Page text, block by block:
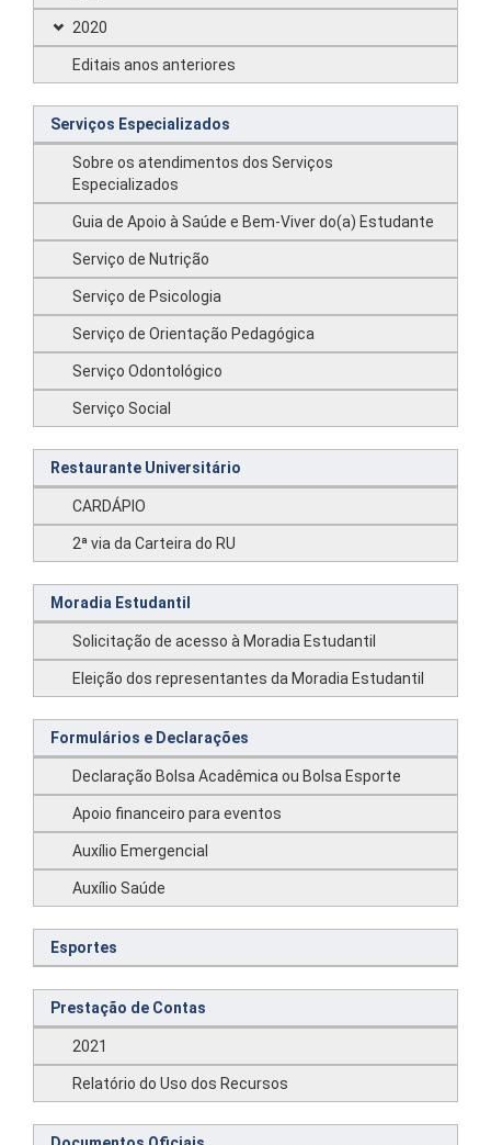
2020
Editais anos anteriores
Serviços Especializados
Sobre os atendimentos dos Serviços
Especializados
Guia de Apoio à Saúde e Bem-Viver do(a) Estudante
Serviço de Nutrição
Serviço de Psicologia
Serviço de Orientação Pedagógica
Serviço Odontológico
Serviço Social
Restaurante Universitário
CARDÁPIO
2ª via da Carteira do RU
Moradia Estudantil
Solicitação de acesso à Moradia Estudantil
Eleição dos representantes da Moradia Estudantil
Formulários e Declarações
Declaração Bolsa Acadêmica ou Bolsa Esporte
Apoio financeiro para eventos
Auxílio Emergencial
Auxílio Saúde
Esportes
Prestação de Contas
2021
Relatório do Uso dos Recursos